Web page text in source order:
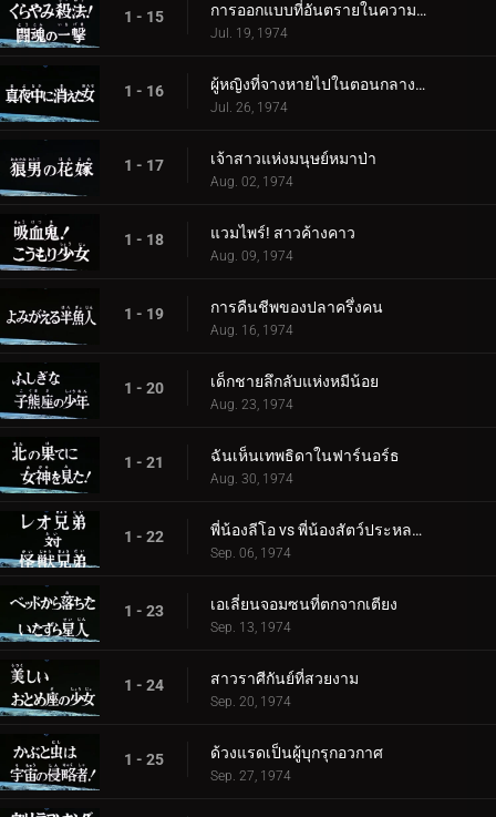
1 - 15 การออกแบบที่อันตรายในความมืด! โจมตีด้วยจิตวิญญาณแห่งการต่อสู้
Jul. 19, 1974
1 - 16 ผู้หญิงที่จางหายไปในตอนกลางคืน
Jul. 26, 1974
1 - 17 เจ้าสาวแห่งมนุษย์หมาป่า
Aug. 02, 1974
1 - 18 แวมไพร์! สาวค้างคาว
Aug. 09, 1974
1 - 19 การคืนชีพของปลาครึ่งคน
Aug. 16, 1974
1 - 20 เด็กชายลึกลับแห่งหมีน้อย
Aug. 23, 1974
1 - 21 ฉันเห็นเทพธิดาในฟาร์นอร์ธ
Aug. 30, 1974
1 - 22 พี่น้องลีโอ vs พี่น้องสัตว์ประหลาด
Sep. 06, 1974
1 - 23 เอเลี่ยนจอมซนที่ตกจากเตียง
Sep. 13, 1974
1 - 24 สาวราศีกันย์ที่สวยงาม
Sep. 20, 1974
1 - 25 ด้วงแรดเป็นผู้บุกรุกอวกาศ
Sep. 27, 1974